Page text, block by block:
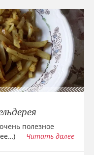
полезное
Читать далее